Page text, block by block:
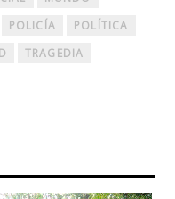
POLICÍA
POLÍTICA
TRAGEDIA